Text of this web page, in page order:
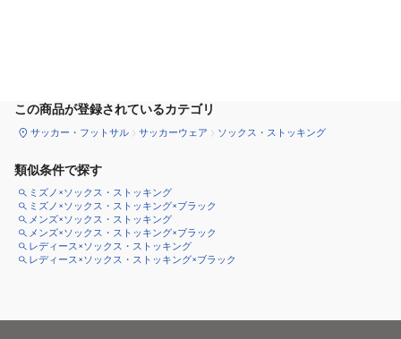
この商品が登録されているカテゴリ
サッカー・フットサル サッカーウェア ソックス・ストッキング
類似条件で探す
ミズノ×ソックス・ストッキング
ミズノ×ソックス・ストッキング×ブラック
メンズ×ソックス・ストッキング
メンズ×ソックス・ストッキング×ブラック
レディース×ソックス・ストッキング
レディース×ソックス・ストッキング×ブラック